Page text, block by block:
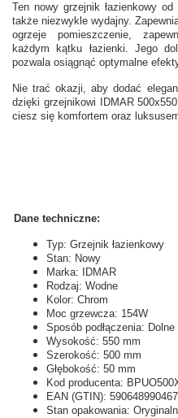
Ten nowy grzejnik łazienkowy
także niezwykle wydajny.
ogrzeje pomieszczenie,
każdym kątku łazienki. Jego
pozwala osiągnąć optymalne
Nie trać okazji, aby dodać
dzięki grzejnikowi IDMAR
ciesz się komfortem oraz
Dane techniczne:
Typ: Grzejnik łazienkowy
Stan: Nowy
Marka: IDMAR
Rodzaj: Wodne
Kolor: Chrom
Moc grzewcza: 154W
Sposób podłączenia: Dolne
Wysokość: 550 mm
Szerokość: 500 mm
Głębokość: 50 mm
Kod producenta:
EAN (GTIN):
Stan opakowania: